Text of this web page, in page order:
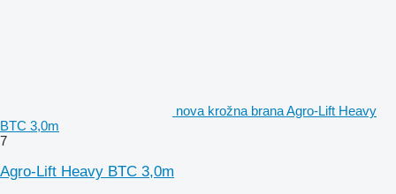
nova krožna brana Agro-Lift Heavy
BTC 3,0m
7
Agro-Lift Heavy BTC 3,0m